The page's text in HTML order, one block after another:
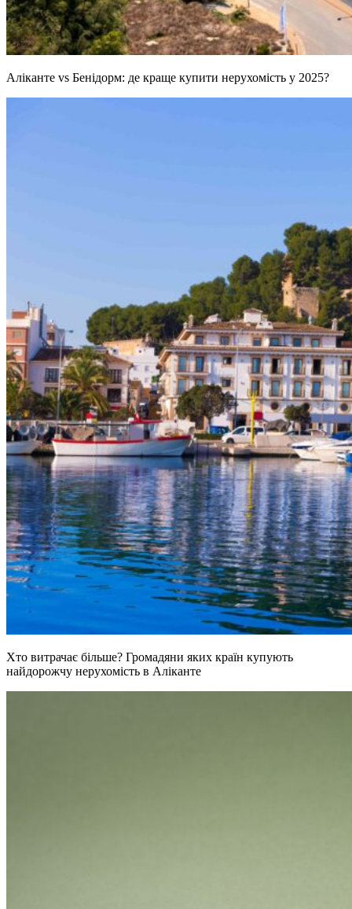
Аліканте vs Бенідорм: де краще купити нерухомість у 2025?
Хто витрачає більше? Громадяни яких країн купують
найдорожчу нерухомість в Аліканте